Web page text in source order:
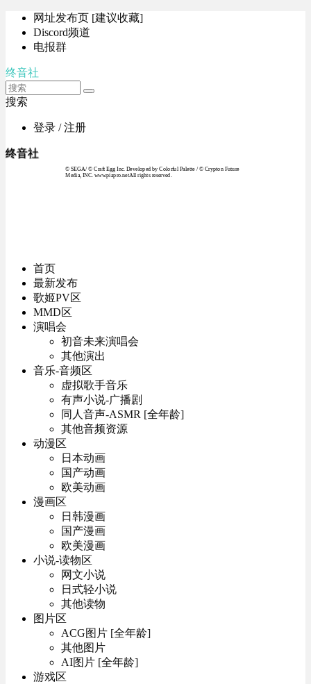
网址发布页 [建议收藏]
Discord频道
电报群
终音社
搜索
登录 / 注册
终音社
© SEGA / © Craft Egg Inc. Developed by Colorful Palette / © Crypton Future
Media, INC. www.piapro.netAll rights reserved.
首页
最新发布
歌姬PV区
MMD区
演唱会
初音未来演唱会
其他演出
音乐-音频区
虚拟歌手音乐
有声小说-广播剧
同人音声-ASMR [全年龄]
其他音频资源
动漫区
日本动画
国产动画
欧美动画
漫画区
日韩漫画
国产漫画
欧美漫画
小说-读物区
网文小说
日式轻小说
其他读物
图片区
ACG图片 [全年龄]
其他图片
AI图片 [全年龄]
游戏区